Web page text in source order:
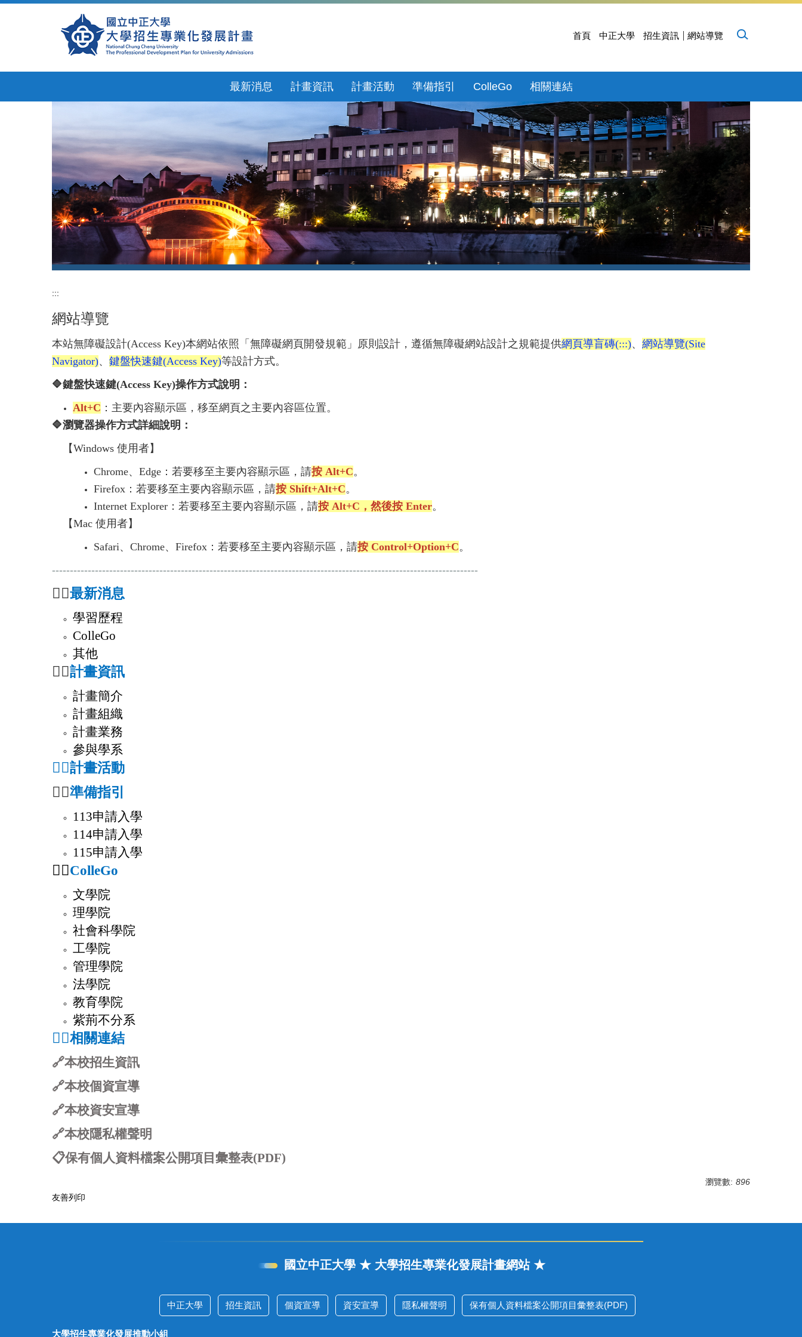
容
首頁 中正大學 招生資訊 網站導覽
最新消息 計畫資訊 計畫活動 準備指引 ColleGo 相關連結
來源：國立中正大學教務處網站
:::
網站導覽
本站無障礙設計(Access Key)本網站依照「無障礙網頁開發規範」原則設計，遵循無障礙網站設計之規範提供網頁導盲磚(:::)、 網站導覽(Site
Navigator)、 鍵盤快速鍵(Access Key)等設計方式。
🔷鍵盤快速鍵(Access Key)操作方式說明：
Alt+C ：主要內容顯示區，移至網頁之主要內容區位置。
🔷瀏覽器操作方式詳細說明：
【Windows 使用者】
Chrome、Edge：若要移至主要內容顯示區，請按 Alt+C。
Firefox：若要移至主要內容顯示區，請按 Shift+Alt+C。
Internet Explorer：若要移至主要內容顯示區，請按 Alt+C，然後按 Enter。
【Mac 使用者】
Safari、Chrome、Firefox：若要移至主要內容顯示區，請按 Control+Option+C。
-----------------------------------------------------------------------------------------------------------------------
⛓️‍💥最新消息
學習歷程
ColleGo
其他
⛓️‍💥計畫資訊
計畫簡介
計畫組織
計畫業務
參與學系
⛓️‍💥計畫活動
⛓️‍💥準備指引
113申請入學
114申請入學
115申請入學
⛓️‍💥ColleGo
文學院
理學院
社會科學院
工學院
管理學院
法學院
教育學院
紫荊不分系
⛓️‍💥相關連結
🔗本校招生資訊
🔗本校個資宣導
🔗本校資安宣導
🔗本校隱私權聲明
📋保有個人資料檔案公開項目彙整表(PDF)
瀏覽數: 896
友善列印
國立中正大學 ★ 大學招生專業化發展計畫網站 ★
中正大學 招生資訊 個資宣導 資安宣導 隱私權聲明 保有個人資料檔案公開項目彙整表(PDF)
大學招生專業化發展推動小組